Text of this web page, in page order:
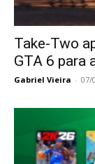
Take-Two
GTA 6 para
Gabriel Vieira - 07/